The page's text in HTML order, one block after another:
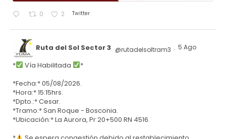
0 2 Twitter
Ruta del Sol Sector 3 @rutadelsoltram3 · 5 Ago
* Vía Habilitada
*
*Fecha:* 05/08/2026.
*Hora:* 15:15hrs.
*Dpto.:* Cesar.
*Tramo:* San Roque - Bosconia.
*Ubicación:* La Aurora, Pr 20+500 RN 4516.